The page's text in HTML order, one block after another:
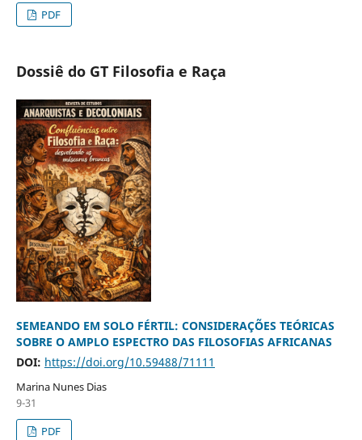
PDF
Dossiê do GT Filosofia e Raça
SEMEANDO EM SOLO FÉRTIL: CONSIDERAÇÕES TEÓRICAS
SOBRE O AMPLO ESPECTRO DAS FILOSOFIAS AFRICANAS
DOI: https://doi.org/10.59488/71111
Marina Nunes Dias
9-31
PDF